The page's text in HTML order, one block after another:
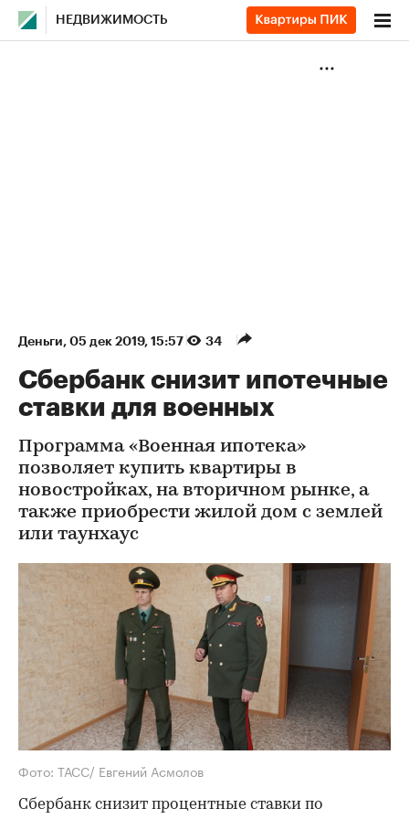
НЕДВИЖИМОСТЬ
Деньги⁠, 05 дек 2019, 15:57 34
Сбербанк снизит ипотечные
ставки для военных
Программа «Военная ипотека»
позволяет купить квартиры в
новостройках, на вторичном рынке, а
также приобрести жилой дом с землей
или таунхаус
Фото: ТАСС/ Евгений Асмолов
Сбербанк снизит процентные ставки по